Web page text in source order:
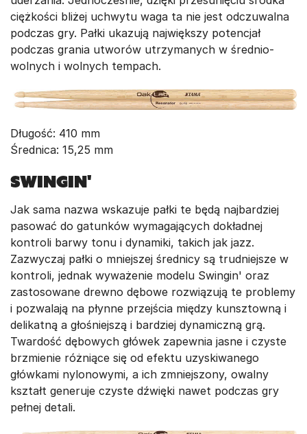
ciężkości bliżej uchwytu waga ta nie jest odczuwalna
podczas gry. Pałki ukazują największy potencjał
podczas grania utworów utrzymanych w średnio-
wolnych i wolnych tempach.
Długość: 410 mm
Średnica: 15,25 mm
Swingin'
Jak sama nazwa wskazuje pałki te będą najbardziej
pasować do gatunków wymagających dokładnej
kontroli barwy tonu i dynamiki, takich jak jazz.
Zazwyczaj pałki o mniejszej średnicy są trudniejsze w
kontroli, jednak wyważenie modelu Swingin' oraz
zastosowane drewno dębowe rozwiązują te problemy
i pozwalają na płynne przejścia między kunsztowną i
delikatną a głośniejszą i bardziej dynamiczną grą.
Twardość dębowych główek zapewnia jasne i czyste
brzmienie różniące się od efektu uzyskiwanego
główkami nylonowymi, a ich zmniejszony, owalny
kształt generuje czyste dźwięki nawet podczas gry
pełnej detali.